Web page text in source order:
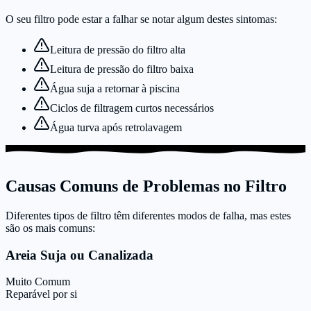
O seu filtro pode estar a falhar se notar algum destes sintomas:
Leitura de pressão do filtro alta
Leitura de pressão do filtro baixa
Água suja a retornar à piscina
Ciclos de filtragem curtos necessários
Água turva após retrolavagem
Causas Comuns de Problemas no Filtro
Diferentes tipos de filtro têm diferentes modos de falha, mas estes
são os mais comuns:
Areia Suja ou Canalizada
Muito Comum
Reparável por si